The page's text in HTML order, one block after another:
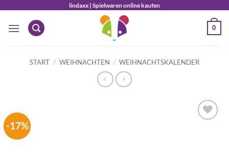
springen
lindaxx | Spielwaren online kaufen
0
START / WEIHNACHTEN / WEIHNACHTSKALENDER
-17%